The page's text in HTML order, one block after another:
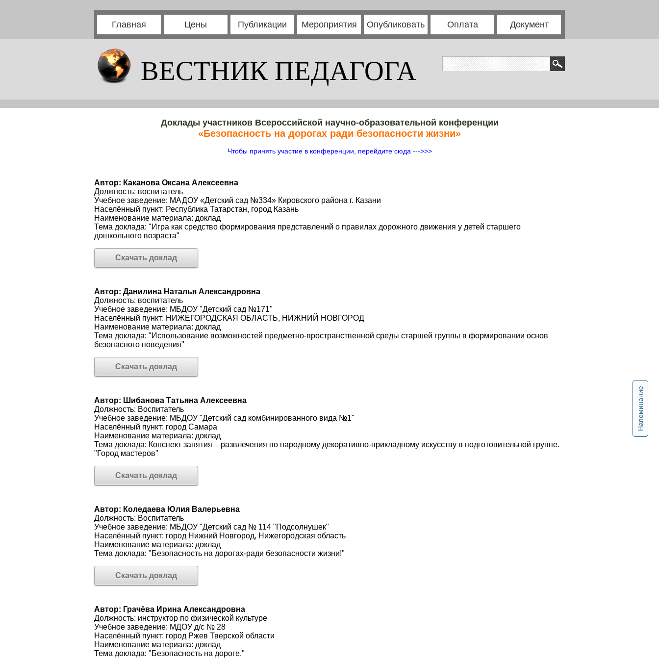
Главная Цены Публикации Мероприятия Опубликовать Оплата Документ
ВЕСТНИК ПЕДАГОГА
Напоминание
Доклады участников Всероссийской научно-образовательной конференции
«Безопасность на дорогах ради безопасности жизни»
Чтобы принять участие в конференции, перейдите сюда --->>>
Автор: Каканова Оксана Алексеевна
Должность: воспитатель
Учебное заведение: МАДОУ «Детский сад №334» Кировского района г. Казани
Населённый пункт: Республика Татарстан, город Казань
Наименование материала: доклад
Тема доклада: "Игра как средство формирования представлений о правилах дорожного движения у детей старшего
дошкольного возраста"
Скачать доклад
Автор: Данилина Наталья Александровна
Должность: воспитатель
Учебное заведение: МБДОУ "Детский сад №171"
Населённый пункт: НИЖЕГОРОДСКАЯ ОБЛАСТЬ, НИЖНИЙ НОВГОРОД
Наименование материала: доклад
Тема доклада: "Использование возможностей предметно-пространственной среды старшей группы в формировании основ
безопасного поведения"
Скачать доклад
Автор: Шибанова Татьяна Алексеевна
Должность: Воспитатель
Учебное заведение: МБДОУ "Детский сад комбинированного вида №1"
Населённый пункт: город Самара
Наименование материала: доклад
Тема доклада: Конспект занятия – развлечения по народному декоративно-прикладному искусству в подготовительной группе.
"Город мастеров"
Скачать доклад
Автор: Коледаева Юлия Валерьевна
Должность: Воспитатель
Учебное заведение: МБДОУ "Детский сад № 114 "Подсолнушек"
Населённый пункт: город Нижний Новгород, Нижегородская область
Наименование материала: доклад
Тема доклада: "Безопасность на дорогах-ради безопасности жизни!"
Скачать доклад
Автор: Грачёва Ирина Александровна
Должность: инструктор по физической культуре
Учебное заведение: МДОУ д/с № 28
Населённый пункт: город Ржев Тверской области
Наименование материала: доклад
Тема доклада: "Безопасность на дороге."